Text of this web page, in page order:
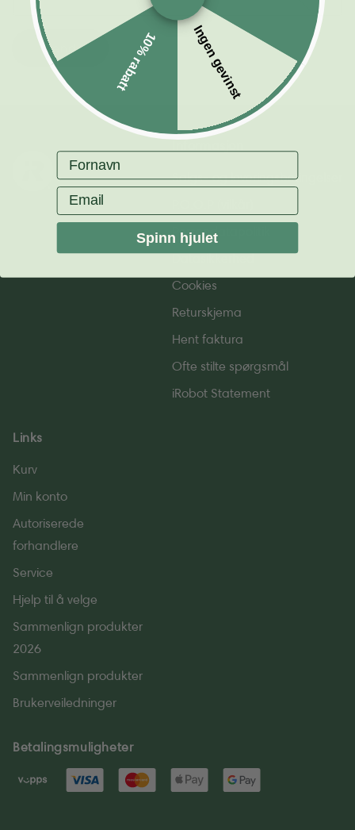
Send
Salgs- og leverings­betingelser
Persondatapolitik
Datasikkerhed
Cookies
Returskjema
Hent faktura
Ofte stilte spørgsmål
iRobot Statement
Links
Kurv
Min konto
Autoriserede
forhandlere
Service
Hjelp til å velge
Sammenlign produkter
2026
Sammenlign produkter
Brukerveiledninger
Betalingsmuligheter
Ingen gevinst
10% rabatt
Fornavn
Email
Spinn hjulet